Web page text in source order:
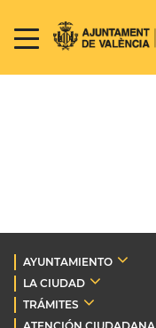
AYUNTAMIENTO
LA CIUDAD
TRÁMITES